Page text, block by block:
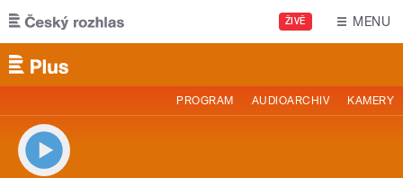
Přejít k hlavnímu obsahu
ŽIVĚ MENU
PROGRAM AUDIOARCHIV KAMERY